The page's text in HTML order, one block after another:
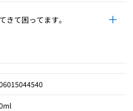
きて困ってます。